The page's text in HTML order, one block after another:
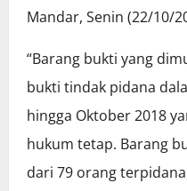
Mandar, Senin (22/10/
“Barang bukti yang
bukti tindak pidana
hingga Oktober 2018
hukum tetap. Barang
dari 79 orang